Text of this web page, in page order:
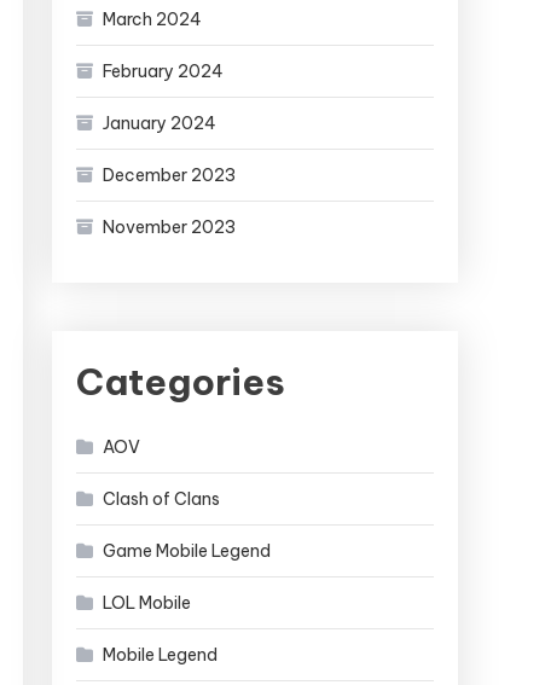
March 2024
February 2024
January 2024
December 2023
November 2023
Categories
AOV
Clash of Clans
Game Mobile Legend
LOL Mobile
Mobile Legend